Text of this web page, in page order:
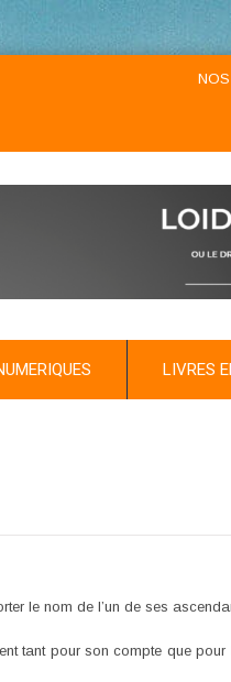
NOS
LIVRES
le nom de l’un de ses
tant pour son compte que